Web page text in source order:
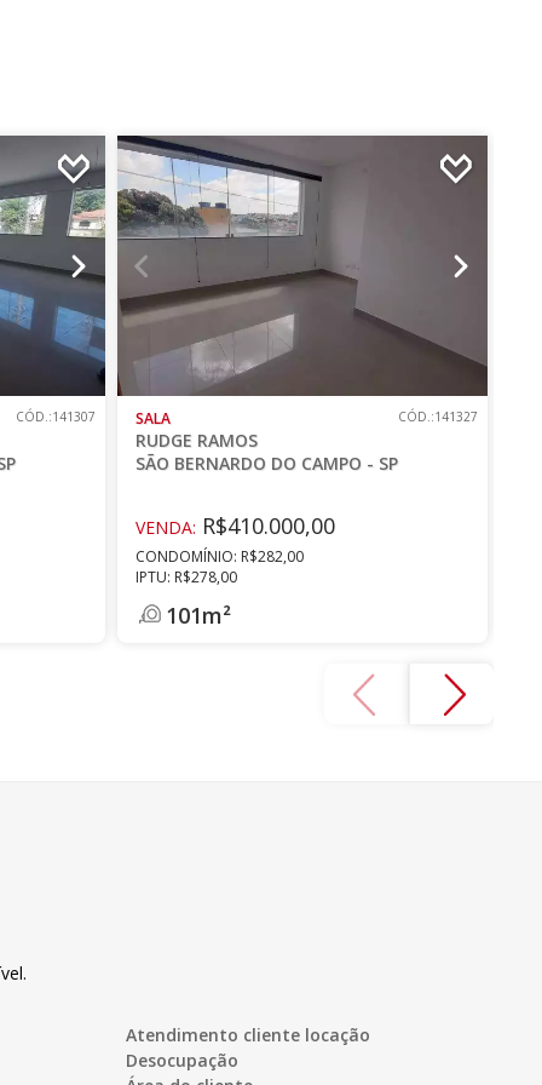
CÓD.:141307 SALA
RUDGE RAMOS
SÃO BERNARDO DO CAMPO - SP
CÓD.:141327
VENDA: R$410.000,00
CONDOMÍNIO: R$282,00
IPTU: R$278,00
101m²
Atendimento cliente locação
Desocupação